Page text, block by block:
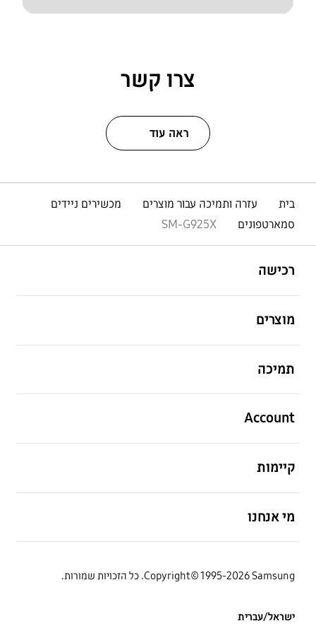
צרו קשר
ראה עוד
בית עזרה ותמיכה עבור מוצרים
מכשירים ניידים
סמארטפונים
SM-G925X
רכישה
מוצרים
תמיכה
Account
קיימות
מי אנחנו
Copyright© 1995-2026 Samsung. כל הזכויות שמורות.
ישראל/עברית